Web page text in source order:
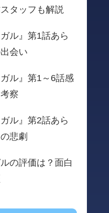
タッフも解説
ル』第1話あら
会い
ル』第1～6話感
察
ル』第2話あら
悲劇
の評価は？面白